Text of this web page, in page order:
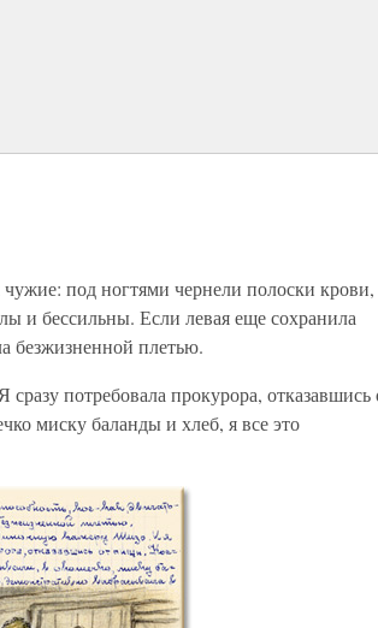
под ногтями чернели полоски крови,
и бессильны. Если левая еще сохранила
безжизненной плетью.
потребовала прокурора, отказавшись
миску баланды и хлеб, я все это